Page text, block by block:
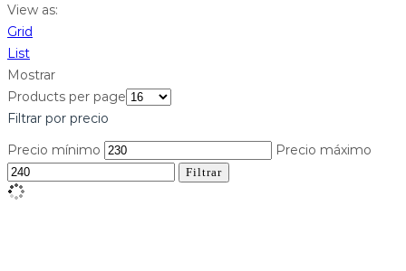
View as:
Grid
List
Mostrar
Products per page
Filtrar por precio
Precio mínimo
Precio máximo
Filtrar